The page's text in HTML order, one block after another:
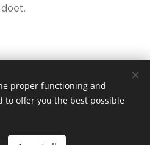
doet.
Jacobsnieuwstraat, 92A, B-9000
Gent
proper functioning and
to offer you the best possible